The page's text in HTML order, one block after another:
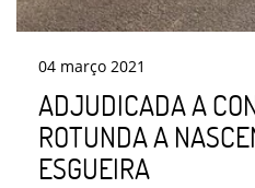
04 março 2021
ADJUDICADA A
ROTUNDA A
ESGUEIRA